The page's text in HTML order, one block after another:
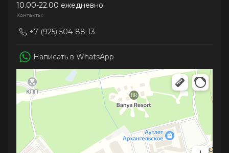
10.00-22.00 ежедневно
Контакты:
+7 (925) 504-88-13
Написать в WhatsApp